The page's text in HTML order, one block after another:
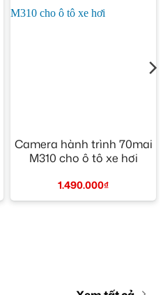
Camera hành trình 70mai
M310 cho ô tô xe hơi
1.490.000₫